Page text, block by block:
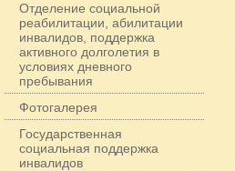
Отделение социальной
реабилитации, абилитации
инвалидов, поддержка
активного долголетия в
условиях дневного
пребывания
Фотогалерея
Государственная
социальная поддержка
инвалидов